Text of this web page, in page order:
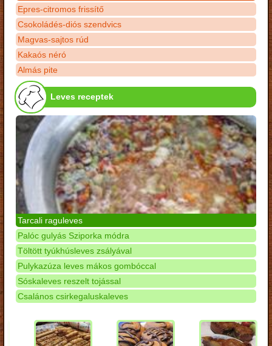
Epres-citromos frissítő
Csokoládés-diós szendvics
Magvas-sajtos rúd
Kakaós néró
Almás pite
Leves receptek
Tarcali raguleves
Palóc gulyás Sziporka módra
Töltött tyúkhúsleves zsályával
Pulykazúza leves mákos gombóccal
Sóskaleves reszelt tojással
Csalános csirkegaluskaleves